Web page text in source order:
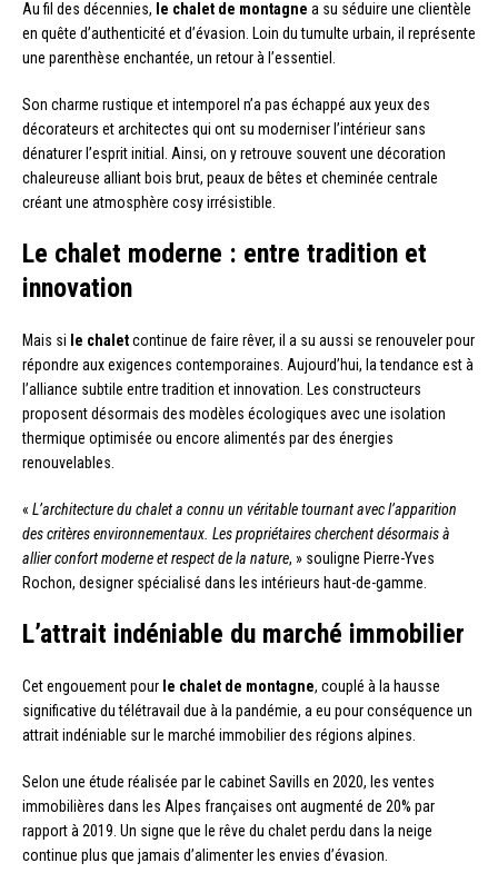
Au fil des décennies, le chalet de montagne a su séduire une clientèle
en quête d’authenticité et d’évasion. Loin du tumulte urbain, il représente
une parenthèse enchantée, un retour à l’essentiel.
Son charme rustique et intemporel n’a pas échappé aux yeux des
décorateurs et architectes qui ont su moderniser l’intérieur sans
dénaturer l’esprit initial. Ainsi, on y retrouve souvent une décoration
chaleureuse alliant bois brut, peaux de bêtes et cheminée centrale
créant une atmosphère cosy irrésistible.
Le chalet moderne : entre tradition et
innovation
Mais si le chaletcontinue de faire rêver, il a su aussi se renouveler pour
répondre aux exigences contemporaines. Aujourd’hui, la tendance est à
l’alliance subtile entre tradition et innovation. Les constructeurs
proposent désormais des modèles écologiques avec une isolation
thermique optimisée ou encore alimentés par des énergies
renouvelables.
« L’architecture du chalet a connu un véritable tournant avec l’apparition
des critères environnementaux. Les propriétaires cherchent désormais à
allier confort moderne et respect de la nature, » souligne Pierre-Yves
Rochon, designer spécialisé dans les intérieurs haut-de-gamme.
L’attrait indéniable du marché immobilier
Cet engouement pour le chalet de montagne, couplé à la hausse
significative du télétravail due à la pandémie, a eu pour conséquence un
attrait indéniable sur le marché immobilier des régions alpines.
Selon une étude réalisée par le cabinet Savills en 2020, les ventes
immobilières dans les Alpes françaises ont augmenté de 20% par
rapport à 2019. Un signe que le rêve du chalet perdu dans la neige
continue plus que jamais d’alimenter les envies d’évasion.